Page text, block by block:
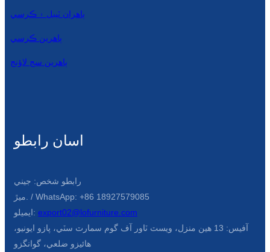
ٻاهران ٽيبل ۽ ڪرسي
ٻاهرين ڪرسي
ٻاھرين سج لاؤنج
اسان رابطو
رابطو شخص: جيني
ميڙ. / WhatsApp: +86 18927579085
ايميلو: export02@lofurniture.com
آفيس: 13 هين منزل، ويسٽ ٽاور آف گوم سمارٽ سٽي، پازو ايونيو،
هائيزو ضلعي، گوانگزو